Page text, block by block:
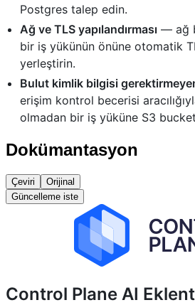
Postgres talep edin.
Ağ ve TLS yapılandırması — ağ
bir iş yükünün önüne otomatik
yerleştirin.
Bulut kimlik bilgisi
erişim kontrol becerisi
olmadan bir iş yüküne S3
Dokümantasyon
Çeviri
Orijinal
Güncelleme iste
Control Plane AI